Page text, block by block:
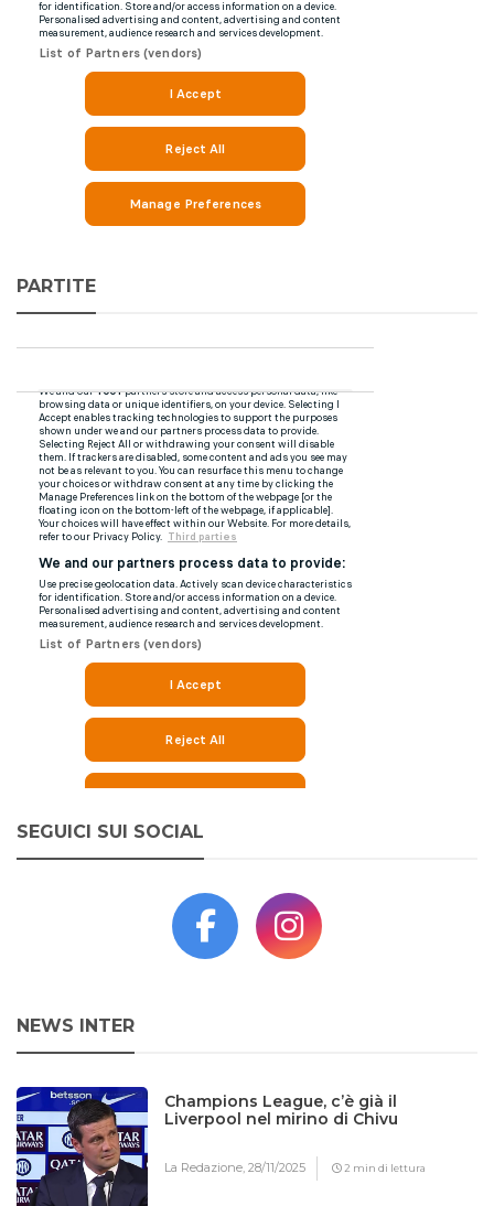
PARTITE
SEGUICI SUI SOCIAL
NEWS INTER
Champions League, c’è già il
Liverpool nel mirino di Chivu
La Redazione,28/11/2025 2 min di lettura